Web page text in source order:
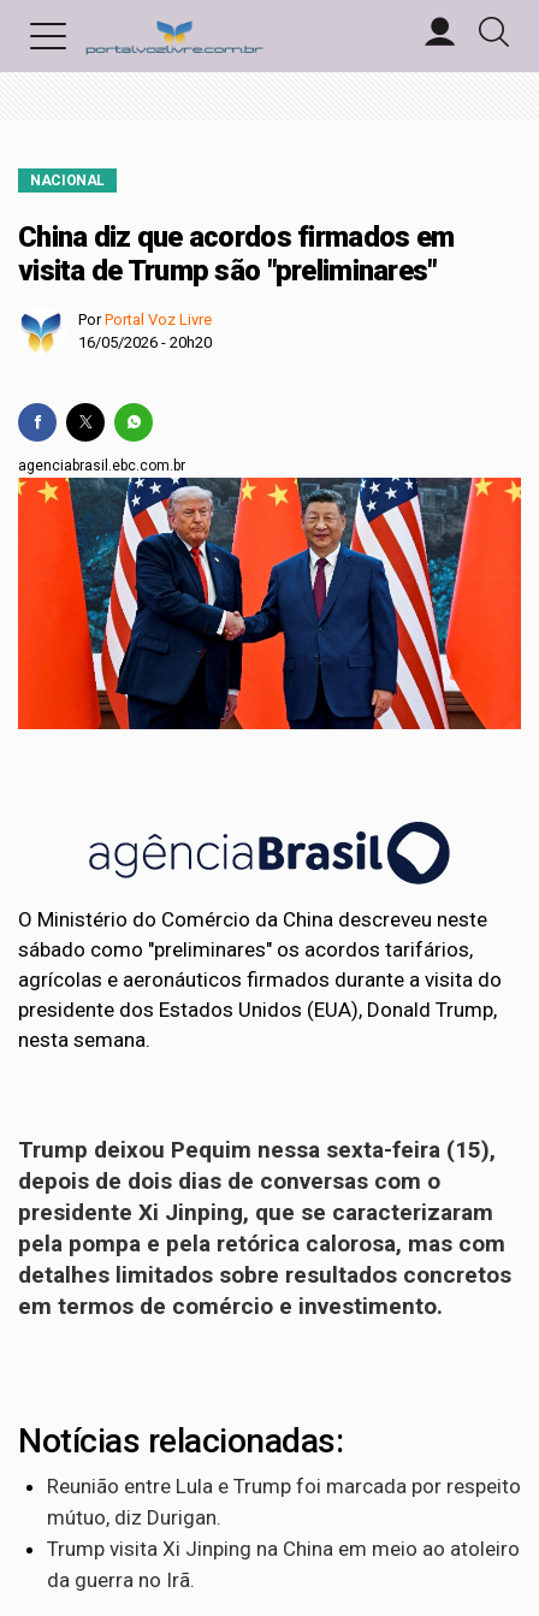
NACIONAL
China diz que acordos firmados em
visita de Trump são "preliminares"
PorPortal Voz Livre
16/05/2026 - 20h20
agenciabrasil.ebc.com.br
O Ministério do Comércio da China descreveu neste
sábado como "preliminares" os acordos tarifários,
agrícolas e aeronáuticos firmados durante a visita do
presidente dos Estados Unidos (EUA), Donald Trump,
nesta semana.
Trump deixou Pequim nessa sexta-feira (15),
depois de dois dias de conversas com o
presidente Xi Jinping, que se caracterizaram
pela pompa e pela retórica calorosa, mas com
detalhes limitados sobre resultados concretos
em termos de comércio e investimento.
Notícias relacionadas:
Reunião entre Lula e Trump foi marcada por respeito
mútuo, diz Durigan.
Trump visita Xi Jinping na China em meio ao atoleiro
da guerra no Irã.